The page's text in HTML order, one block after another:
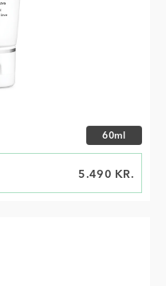
Veldu stærð
60ml
5.490 KR.